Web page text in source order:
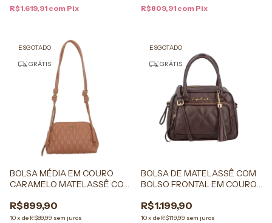
R$1.619,91 com Pix R$809,91 com Pix
ESGOTADO
GRÁTIS
BOLSA MÉDIA EM COURO
CARAMELO MATELASSÊ COM
R$899,90
10x de R$89,99 sem juros
ESGOTADO
GRÁTIS
BOLSA DE MATELASSÊ COM
BOLSO FRONTAL EM COURO
R$1.199,90
10x de R$119,99 sem juros